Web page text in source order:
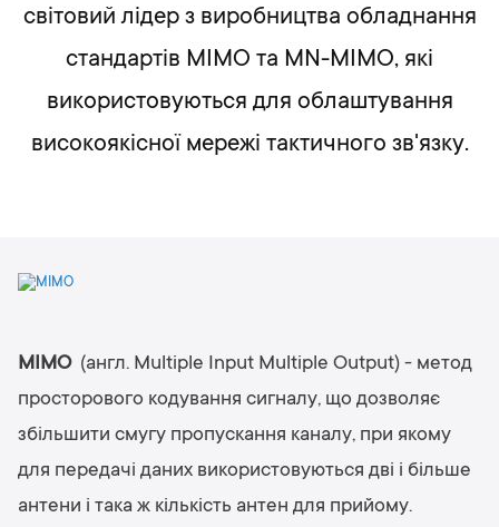
світовий лідер з виробництва обладнання
стандартів MIMO та MN-MIMO, які
використовуються для облаштування
високоякісної мережі тактичного зв'язку.
MIMO (англ. Multiple Input Multiple Output) - метод
просторового кодування сигналу, що дозволяє
збільшити смугу пропускання каналу, при якому
для передачі даних використовуються дві і більше
антени і така ж кількість антен для прийому.